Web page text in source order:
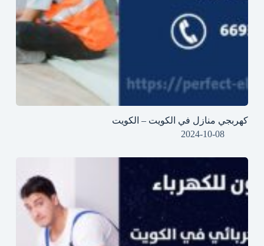
كهربجي منازل في الكويت – الكويت
2024-10-08